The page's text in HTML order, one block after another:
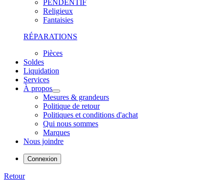
PENDENTIF
Religieux
Fantaisies
RÉPARATIONS
Pièces
Soldes
Liquidation
Services
À propos
Mesures & grandeurs
Politique de retour
Politiques et conditions d'achat
Qui nous sommes
Marques
Nous joindre
Connexion
Retour